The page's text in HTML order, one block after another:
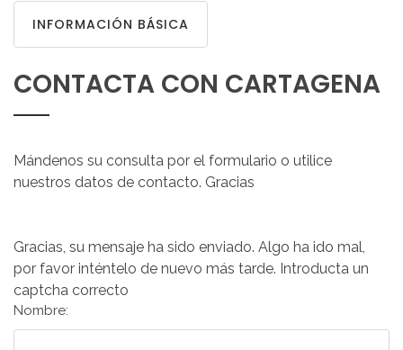
INFORMACIÓN BÁSICA
CONTACTA CON CARTAGENA
Mándenos su consulta por el formulario o utilice
nuestros datos de contacto. Gracias
Gracias, su mensaje ha sido enviado. Algo ha ido mal,
por favor inténtelo de nuevo más tarde. Introducta un
captcha correcto
Nombre: